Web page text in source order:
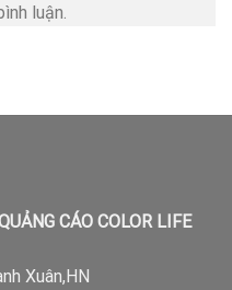
luận.
CÁO COLOR LIFE
Xuân,HN